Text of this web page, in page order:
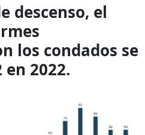
descenso, el
los condados se
2022.